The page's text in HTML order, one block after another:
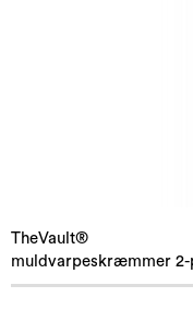
TheVault®
muldvarpeskræmmer 2-